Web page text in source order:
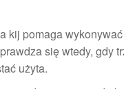
kij pomaga
się wtedy, gdy
użyta.